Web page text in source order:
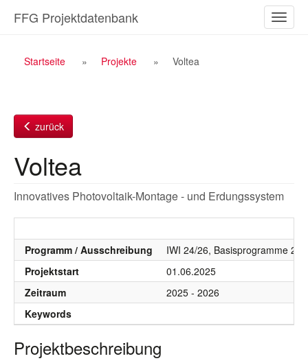
Inhalt
ein-/
FFG Projektdatenbank
Breadcrumb
Startseite Projekte Voltea
zurück
Voltea
Innovatives Photovoltaik-Montage - und Erdungssystem
Programm / Ausschreibung
IWI 24/26, Basisprogramme
Projektstart
01.06.2025
Zeitraum
2025 - 2026
Keywords
Projektbeschreibung